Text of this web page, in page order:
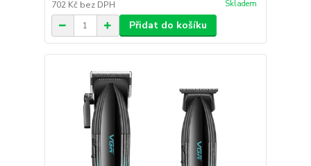
702 Kč bez DPH Skladem
Přidat do košíku